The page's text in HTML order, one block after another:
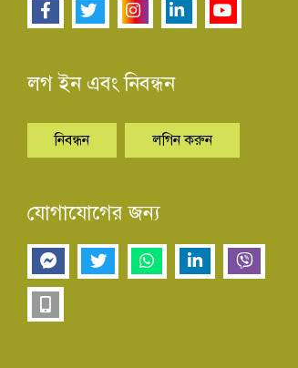
লগ ইন এবং নিবন্ধন
নিবন্ধন লগিন করুন
যোগাযোগের জন্য